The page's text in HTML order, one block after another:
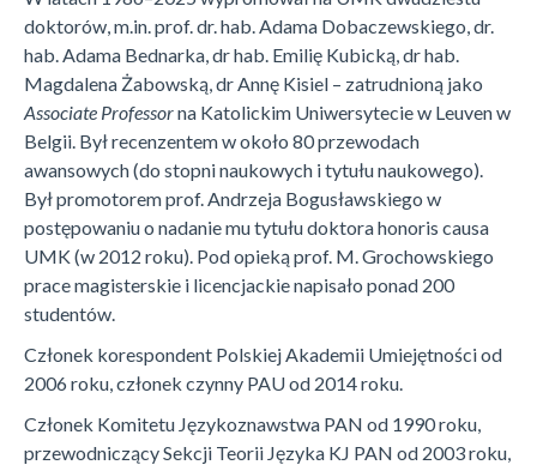
doktorów, m.in. prof. dr. hab. Adama Dobaczewskiego, dr.
hab. Adama Bednarka, dr hab. Emilię Kubicką, dr hab.
Magdalena Żabowską, dr Annę Kisiel – zatrudnioną jako
Associate Professorna Katolickim Uniwersytecie w Leuven w
Belgii. Był recenzentem w około 80 przewodach
awansowych (do stopni naukowych i tytułu naukowego).
Był promotorem prof. Andrzeja Bogusławskiego w
postępowaniu o nadanie mu tytułu doktora honoris causa
UMK (w 2012 roku). Pod opieką prof. M. Grochowskiego
prace magisterskie i licencjackie napisało ponad 200
studentów.
Członek korespondent Polskiej Akademii Umiejętności od
2006 roku, członek czynny PAU od 2014 roku.
Członek Komitetu Językoznawstwa PAN od 1990 roku,
przewodniczący Sekcji Teorii Języka KJ PAN od 2003 roku,